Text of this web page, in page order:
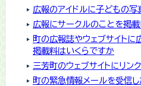
広報のアイドルに子どもの
広報にサークルのことを掲
町の広報誌やウェブサイトに
掲載料はいくらですか
三芳町のウェブサイトにリン
町の緊急情報メールを受信